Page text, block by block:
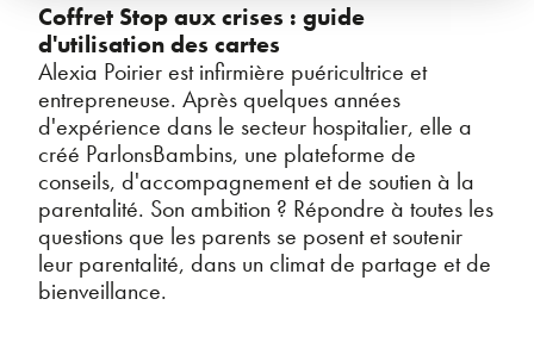
Coffret Stop aux crises : guide
d'utilisation des cartes
Alexia Poirier est infirmière puéricultrice et
entrepreneuse. Après quelques années
d'expérience dans le secteur hospitalier, elle a
créé ParlonsBambins, une plateforme de
conseils, d'accompagnement et de soutien à la
parentalité. Son ambition ? Répondre à toutes les
questions que les parents se posent et soutenir
leur parentalité, dans un climat de partage et de
bienveillance.